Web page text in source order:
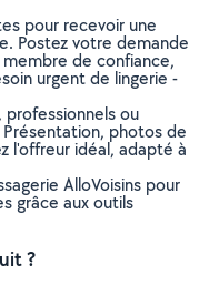
pour recevoir une
Postez votre demande
de confiance,
urgent de lingerie -
ou
photos de
l'offreur idéal, adapté à
AlloVoisins pour
grâce aux outils
?